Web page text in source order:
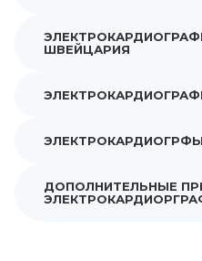
ЭЛЕКТРОКАРДИОГРАФЫ
ШВЕЙЦАРИЯ
ЭЛЕКТРОКАРДИОГРФЫ
ДОПОЛНИТЕЛЬНЫЕ